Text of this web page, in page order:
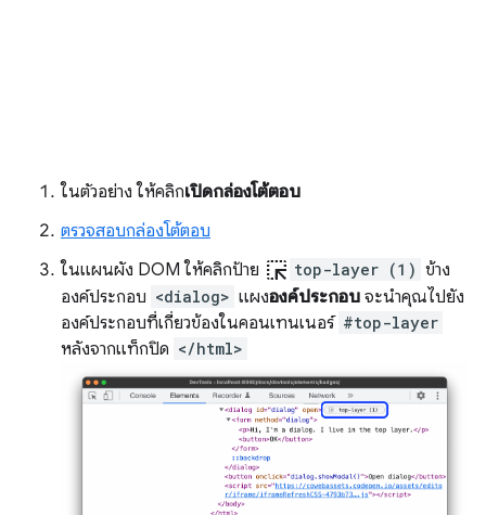
ในตัวอย่าง ให้คลิกเปิดกล่องโต้ตอบ
ตรวจสอบกล่องโต้ตอบ
ในแผนผัง DOM ให้คลิกป้าย ink_selection top-layer (1) ข้าง
องค์ประกอบ <dialog> แผงองค์ประกอบ จะนำคุณไปยัง
องค์ประกอบที่เกี่ยวข้องในคอนเทนเนอร์ #top-layer
หลังจากแท็กปิด </html>